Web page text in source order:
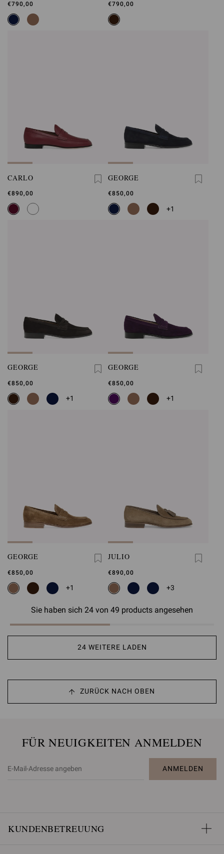
€790,00 €790,00
CARLO
€890,00
GEORGE
€850,00
+1
GEORGE
€850,00
+1
GEORGE
€850,00
+1
GEORGE
€850,00
+1
JULIO
€890,00
+3
Sie haben sich 24 von 49 products angesehen
24 WEITERE LADEN
ZURÜCK NACH OBEN
FÜR NEUIGKEITEN ANMELDEN
ANMELDEN
KUNDENBETREUUNG